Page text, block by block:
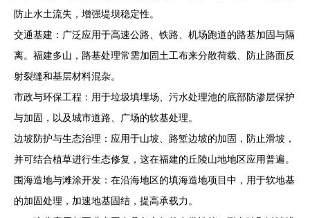
防止水土流失，增强堤坝稳定性。
交通基建：广泛应用于高速公路、铁路、机场跑道的路基加固与隔
离。福建多山，路基处理常需加固土工布来分散荷载、防止路面反
射裂缝和基层材料混杂。
市政与环保工程：用于垃圾填埋场、污水处理池的底部防渗层保护
与加固，以及城市道路、广场的软基处理。
边坡防护与生态治理：应用于山坡、路堑边坡的加固，防止滑坡，
并可结合植草进行生态修复，这在福建的丘陵山地地区应用普遍。
围海造地与滩涂开发：在沿海地区的填海造地项目中，用于软地基
的加固处理，加速地基固结，提高承载力。